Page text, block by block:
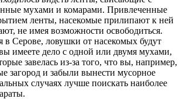
мухами и комарами. Привлеченные
ленты, насекомые прилипают к ней
не имея возможности освободиться.
в Серове, ловушки от насекомых будут
имеете дело с одной или двумя мухами,
завелась из-за того, что вы, например,
загород и забыли вынести мусорное
случаях лучше поискать наиболее